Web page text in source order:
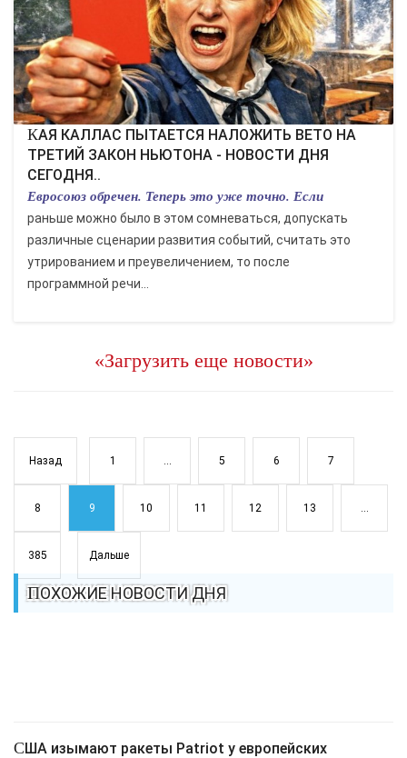
КАЯ КАЛЛАС ПЫТАЕТСЯ НАЛОЖИТЬ ВЕТО НА
ТРЕТИЙ ЗАКОН НЬЮТОНА - НОВОСТИ ДНЯ
СЕГОДНЯ..
Евросоюз обречен. Теперь это уже точно. Если
раньше можно было в этом сомневаться, допускать
различные сценарии развития событий, считать это
утрированием и преувеличением, то после
программной речи...
«Загрузить еще новости»
Назад 1 ... 5 6 7
8 9 10 11 12 13 ...
385 Дальше
ПОХОЖИЕ НОВОСТИ ДНЯ
США изымают ракеты Patriot у европейских